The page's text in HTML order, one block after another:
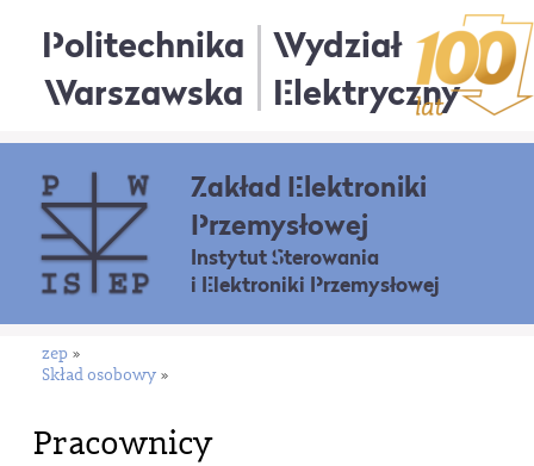
Politechnika
Warszawska
Wydział
Elektryczny
Zakład Elektroniki
Przemysłowej
Instytut Sterowania
i Elektroniki Przemysłowej
zep »
Skład osobowy »
Pracownicy